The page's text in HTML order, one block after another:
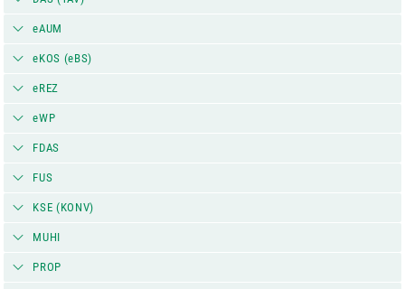
eAUM
eKOS (eBS)
eREZ
eWP
FDAS
FUS
KSE (KONV)
MUHI
PROP